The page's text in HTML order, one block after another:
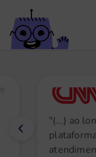
"(...) ao